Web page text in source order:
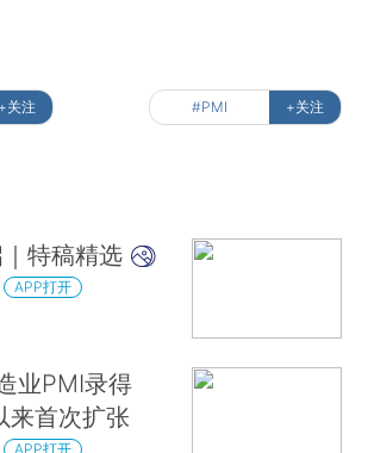
+关注 #PMI +关注
特稿精选
APP打开
业PMI录得
来首次扩张
APP打开